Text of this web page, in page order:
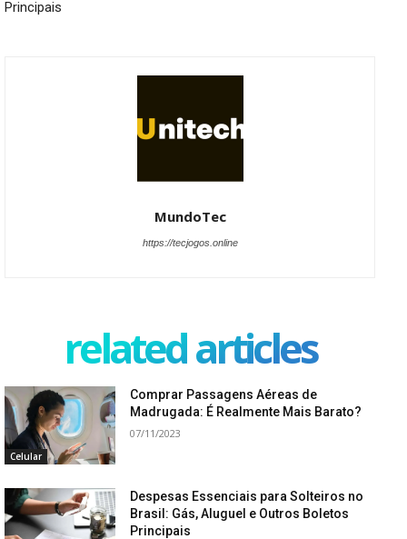
Principais
MundoTec
https://tecjogos.online
related articles
Celular
Comprar Passagens Aéreas de
Madrugada: É Realmente Mais Barato?
07/11/2023
Despesas Essenciais para Solteiros no
Brasil: Gás, Aluguel e Outros Boletos
Principais